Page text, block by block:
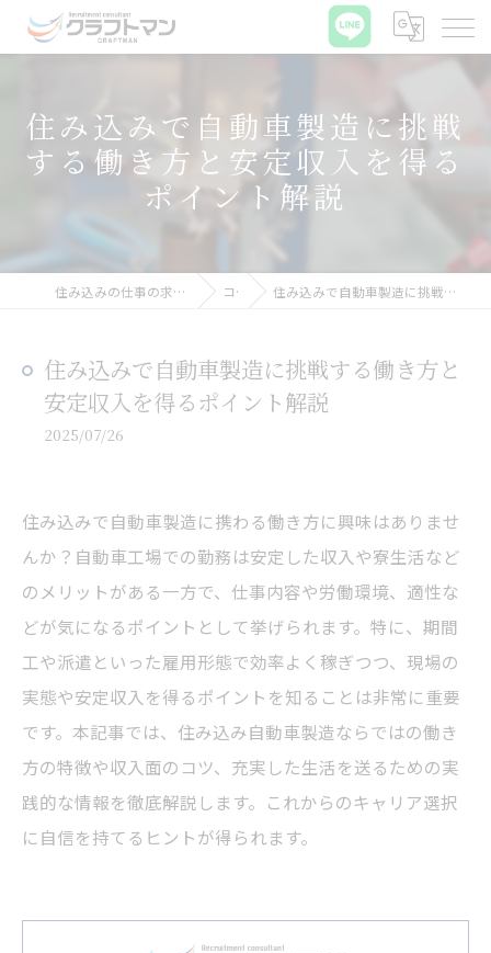
住み込みで自動車製造に挑戦
する働き方と安定収入を得る
ポイント解説
住み込みの仕事の求人なら株式会社クラフトマン コラム 住み込みで自動車製造に挑戦する働き方と安定収入を得るポイント解説
住み込みで自動車製造に挑戦する働き方と
安定収入を得るポイント解説
2025/07/26
住み込みで自動車製造に携わる働き方に興味はありませ
んか？自動車工場での勤務は安定した収入や寮生活など
のメリットがある一方で、仕事内容や労働環境、適性な
どが気になるポイントとして挙げられます。特に、期間
工や派遣といった雇用形態で効率よく稼ぎつつ、現場の
実態や安定収入を得るポイントを知ることは非常に重要
です。本記事では、住み込み自動車製造ならではの働き
方の特徴や収入面のコツ、充実した生活を送るための実
践的な情報を徹底解説します。これからのキャリア選択
に自信を持てるヒントが得られます。